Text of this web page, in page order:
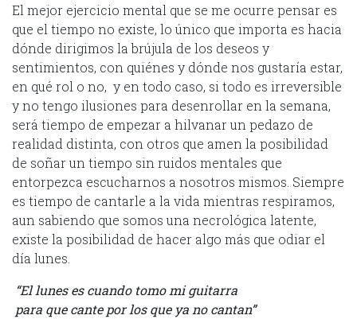
El mejor ejercicio mental que se me ocurre pensar es
que el tiempo no existe, lo único que importa es hacia
dónde dirigimos la brújula de los deseos y
sentimientos, con quiénes y dónde nos gustaría estar,
en qué rol o no, y en todo caso, si todo es irreversible
y no tengo ilusiones para desenrollar en la semana,
será tiempo de empezar a hilvanar un pedazo de
realidad distinta, con otros que amen la posibilidad
de soñar un tiempo sin ruidos mentales que
entorpezca escucharnos a nosotros mismos. Siempre
es tiempo de cantarle a la vida mientras respiramos,
aun sabiendo que somos una necrológica latente,
existe la posibilidad de hacer algo más que odiar el
día lunes.
“El lunes es cuando tomo mi guitarra
para que cante por los que ya no cantan”